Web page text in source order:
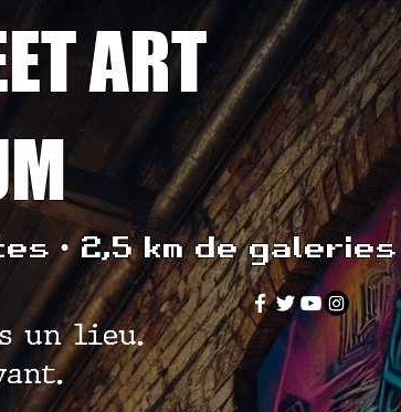
ART
• 2,5 km de galeries
un lieu.